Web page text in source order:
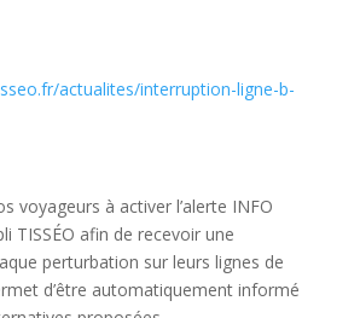
actualites/interruption-ligne-b-
voyageurs à activer l’alerte INFO
TISSÉO afin de recevoir une
perturbation sur leurs lignes de
d’être automatiquement informé